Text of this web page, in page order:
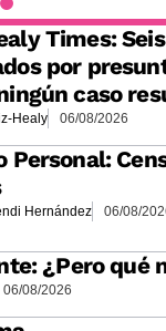
Times:
por
caso
Healy 06/08/2026
Personal:
Hernández 06/08/
¿Pero qué
06/08/2026